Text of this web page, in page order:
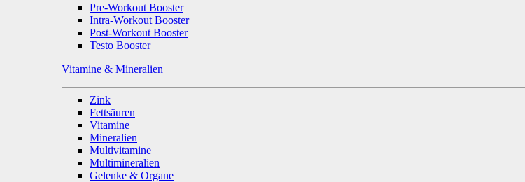
Pre-Workout Booster
Intra-Workout Booster
Post-Workout Booster
Testo Booster
Vitamine & Mineralien
Zink
Fettsäuren
Vitamine
Mineralien
Multivitamine
Multimineralien
Gelenke & Organe